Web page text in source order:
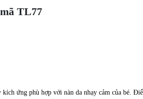
TL77
ứng phù hợp với nàn da nhạy cảm của bé.